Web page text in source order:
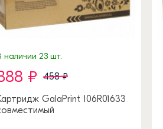
наличии 23 шт.
₽ 458 ₽
GalaPrint 106R01633